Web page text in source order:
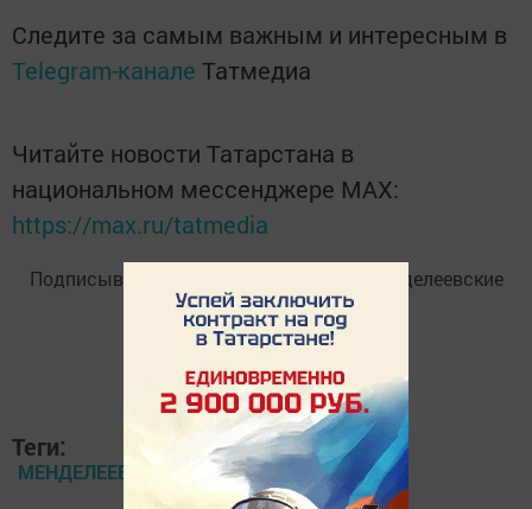
Следите за самым важным и интересным в
Telegram-канале Татмедиа
Читайте новости Татарстана в
национальном мессенджере MАХ:
https://max.ru/tatmedia
Подписывайтесь на
«Менделеевские
новости»
Теги:
МЕНДЕЛЕЕВСКИЕ НОВОСТИ